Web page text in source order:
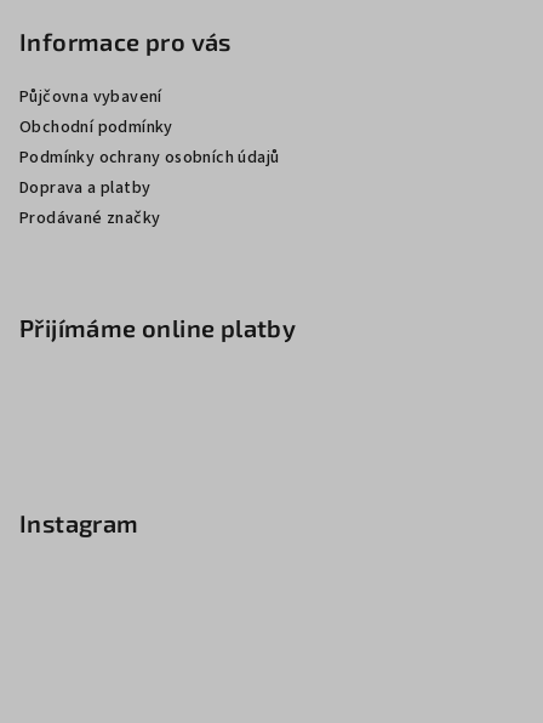
Informace pro vás
Půjčovna vybavení
Obchodní podmínky
Podmínky ochrany osobních údajů
Doprava a platby
Prodávané značky
Přijímáme online platby
Instagram